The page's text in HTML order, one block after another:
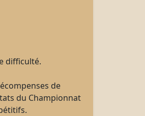
difficulté.
de
du Championnat